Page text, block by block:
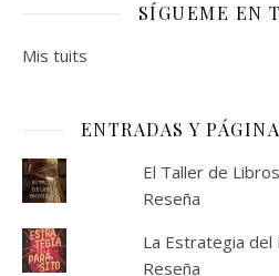
SÍGUEME EN
Mis tuits
ENTRADAS Y
El Taller de
Reseña
La Estrategia del
Reseña